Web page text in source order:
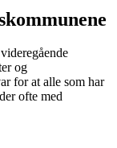
og
for at alle som har
ofte med